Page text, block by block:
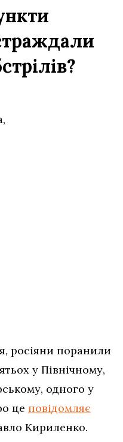
росіяни поранили
у Північному,
одного у
це повідомляє
Кириленко.